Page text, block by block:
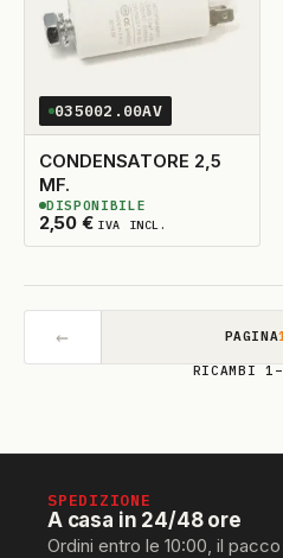
035002.00AV
CONDENSATORE 2,5
MF.
2,50 € IVA INCL.
2DISPONIBILI
DISPONIBILE
← PAGINA
RICAMBI
SPEDIZIONE
A casa in 24/48 ore
Ordini entro le 10:00, il